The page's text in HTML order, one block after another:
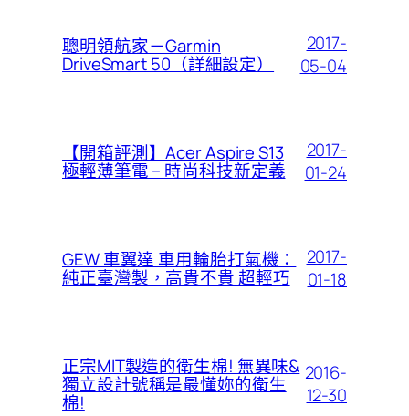
聰明領航家－Garmin
DriveSmart 50（詳細設定）
2017-
05-04
【開箱評測】Acer Aspire S13
極輕薄筆電 – 時尚科技新定義
2017-
01-24
GEW 車翼達 車用輪胎打氣機：
純正臺灣製，高貴不貴 超輕巧
2017-
01-18
正宗MIT製造的衛生棉! 無異味&
獨立設計號稱是最懂妳的衛生
棉!
2016-
12-30